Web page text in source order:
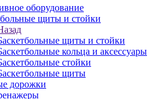
оборудование
щиты и стойки
щиты и стойки
кольца и аксессуары
стойки
щиты
дорожки